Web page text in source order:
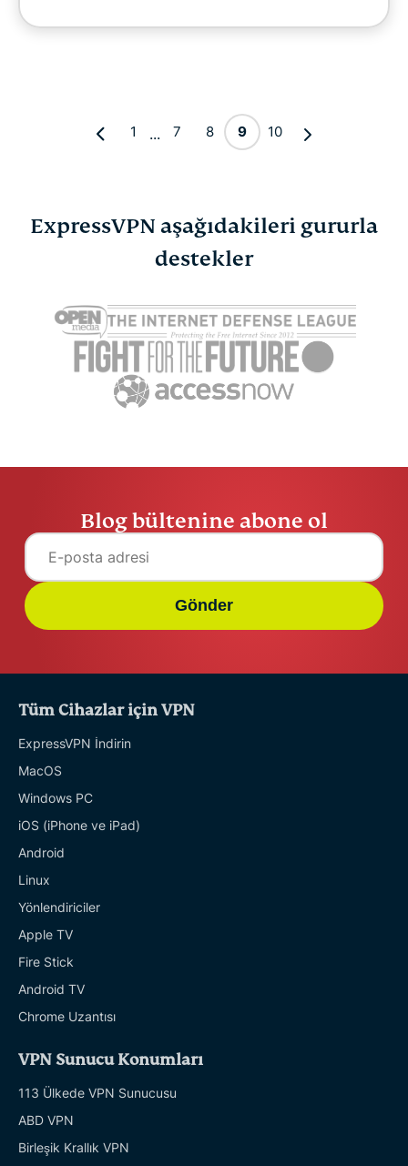
1 ... 7 8 9 10
ExpressVPN aşağıdakileri gururla
destekler
Blog bültenine abone ol
Gönder
Tüm Cihazlar için VPN
ExpressVPN İndirin
MacOS
Windows PC
iOS (iPhone ve iPad)
Android
Linux
Yönlendiriciler
Apple TV
Fire Stick
Android TV
Chrome Uzantısı
VPN Sunucu Konumları
113 Ülkede VPN Sunucusu
ABD VPN
Birleşik Krallık VPN